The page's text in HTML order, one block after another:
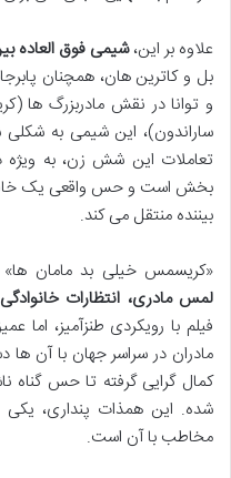
علاوه بر این،شیمی فوق العاده
بل و کاترین هان، همچنان
و توانا در نقش مادربزرگ ها
ساراندون)، این شیمی به
تعاملات این شش زن، به ویژه
بخش است و حس واقعی یک
بیننده منتقل می کند.
«کریسمس خیلی بد مامان
لمس مادری، انتظارات
فیلم با رویکردی طنزآمیز، اما
مادران در سراسر جهان با آن
کمال گرایی گرفته تا حس گناه
شده. این همذات پنداری، یکی
مخاطب با آن است.